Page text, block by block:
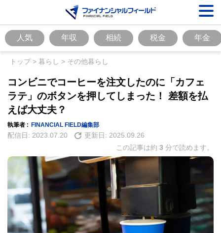
人気 年収 相続 税金 年金
トップ> 暮らし > その他暮らし
コンビニでコーヒーを注文したのに「カフェ
ラテ」のボタンを押してしまった！ 差額を払
えば大丈夫？
執筆者 : FINANCIAL FIELD編集部
配信日: 2023.07.20 更新日: 2025.09.26
この記事は約 3 分で読めます。